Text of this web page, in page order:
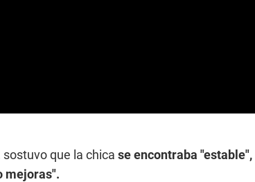
que la chica se encontraba "estable",
mejoras".